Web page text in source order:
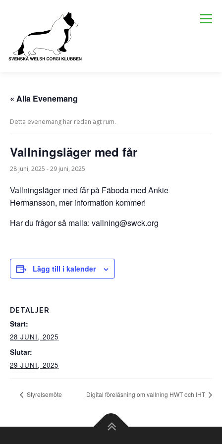
Meny
AKTIVITETER SENASTE NYTT
EUROCORGI 2026
« Alla Evenemang
Detta evenemang har redan ägt rum.
Vallningsläger med får
28 juni, 2025 -29 juni, 2025
Vallningsläger med får på Fäboda med Ankie
Hermansson, mer information kommer!
Har du frågor så maila: vallning@swck.org
Lägg till i kalender
DETALJER
Start:
28 JUNI, 2025
Slutar:
29 JUNI, 2025
Styrelsemöte Digital föreläsning om vallning HWT och IHT